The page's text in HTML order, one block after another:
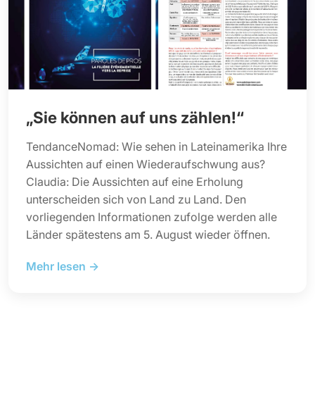
„Sie können auf uns zählen!“
TendanceNomad: Wie sehen in Lateinamerika Ihre
Aussichten auf einen Wiederaufschwung aus?
Claudia: Die Aussichten auf eine Erholung
unterscheiden sich von Land zu Land. Den
vorliegenden Informationen zufolge werden alle
Länder spätestens am 5. August wieder öffnen.
Mehr lesen →